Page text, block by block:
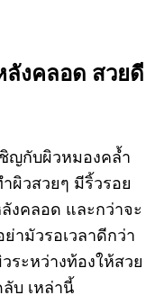
ลังคลอด สวยดี
ญกับผิวหมองคล้ำ
ผิวสวยๆ มีริ้วรอย
งคลอด และกว่าจะ
ามัวรอเวลาดีกว่า
ระหว่างท้องให้สวย
บ เหล่านี้